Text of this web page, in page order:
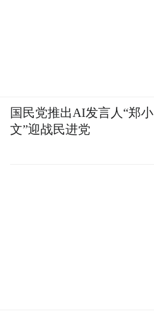
国民党推出AI发言人“郑小
文”迎战民进党